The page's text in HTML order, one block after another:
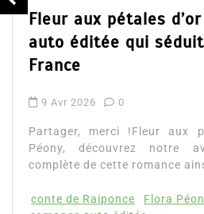
aux pétales d’or : la
éditée qui séduit
2026 0
merci !Fleur aux pétales
découvrez notre avis, la
de cette romance ainsi que
de Raiponce
Flora Péony